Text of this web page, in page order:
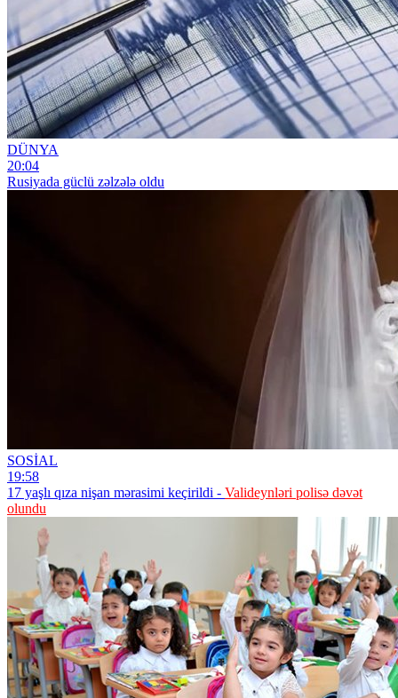
DÜNYA
20:04
Rusiyada güclü zəlzələ oldu
SOSİAL
19:58
17 yaşlı qıza nişan mərasimi keçirildi - Valideynləri polisə dəvət
olundu